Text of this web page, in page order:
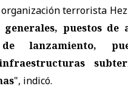
terrorista
generales, puestos de
lanzamiento,
", indicó.